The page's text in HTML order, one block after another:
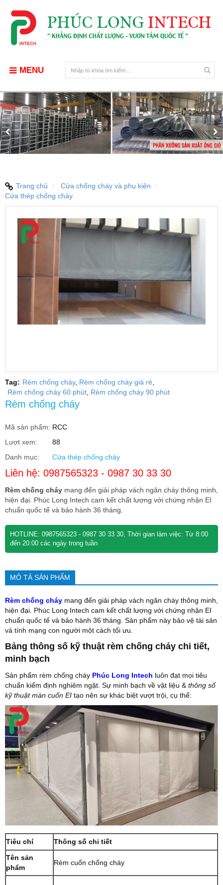
MENU
Trang chủ
Cửa chống cháy và phụ kiện
Cửa thép chống cháy
Tag: Rèm chống cháy Rèm chống cháy giá rẻ
Rèm chống cháy 60 phút Rèm chống cháy 90 phút
Rèm chống cháy
Mã sản phẩm: RCC
Lượt xem:
88
Danh mục:
Cửa thép chống cháy
Liên hệ: 0987565323 - 0987 30 33 30
Rèm chống cháy mang đến giải pháp vách ngăn cháy thông minh,
hiện đại. Phúc Long Intech cam kết chất lượng với chứng nhận EI
chuẩn quốc tế và bảo hành 36 tháng.
HOTLINE: 0987565323 - 0987 30 33 30, Thời gian làm việc: Từ 8:00
đến 20:00 các ngày trong tuần
MÔ TẢ SẢN PHẨM
Rèm chống cháy mang đến giải pháp vách ngăn cháy thông minh,
hiện đại. Phúc Long Intech cam kết chất lượng với chứng nhận EI
chuẩn quốc tế và bảo hành 36 tháng. Sản phẩm này bảo vệ tài sản
và tính mạng con người một cách tối ưu.
Bảng thông số kỹ thuật rèm chống cháy chi tiết,
minh bạch
Sản phẩm rèm chống cháy Phúc Long Intech luôn đạt mọi tiêu
chuẩn kiểm định nghiêm ngặt. Sự minh bạch về vật liệu &thông số
kỹ thuật màn cuốn EI tạo nên sự khác biệt vượt trội, cụ thể:
Tiêu chí
Thông số chi tiết
Tên sản
phẩm
Rèm cuốn chống cháy